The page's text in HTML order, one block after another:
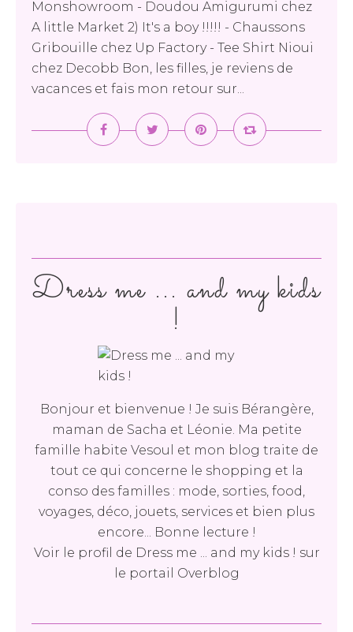
Monshowroom - Doudou Amigurumi chez
A little Market 2) It's a boy !!!!! - Chaussons
Gribouille chez Up Factory - Tee Shirt Nioui
chez Decobb Bon, les filles, je reviens de
vacances et fais mon retour sur...
Dress me ... and my kids
!
Bonjour et bienvenue ! Je suis Bérangère,
maman de Sacha et Léonie. Ma petite
famille habite Vesoul et mon blog traite de
tout ce qui concerne le shopping et la
conso des familles : mode, sorties, food,
voyages, déco, jouets, services et bien plus
encore... Bonne lecture !
Voir le profil de Dress me ... and my kids ! sur
le portail Overblog